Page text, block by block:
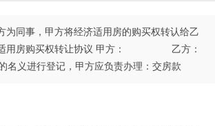
同事，甲方将经济适用房的购买权转认给乙
济适用房购买权转让协议 甲方： 乙方：
义进行登记，甲方应负责办理：交房款